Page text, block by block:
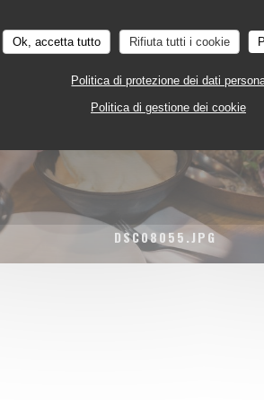
Ok, accetta tutto Rifiuta tutti i cookie
Politica di protezione dei dati
Politica di gestione dei cookie
DSC08055.JPG